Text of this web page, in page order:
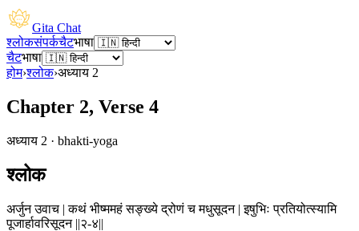
Gita Chat
श्लोकसंपर्कचैटभाषा
चैटभाषा
होम›श्लोक›अध्याय 2
Chapter 2, Verse 4
अध्याय 2 · bhakti-yoga
श्लोक
अर्जुन उवाच | कथं भीष्ममहं सङ्ख्ये द्रोणं च मधुसूदन | इषुभिः प्रतियोत्स्यामि
पूजार्हावरिसूदन ||२-४||